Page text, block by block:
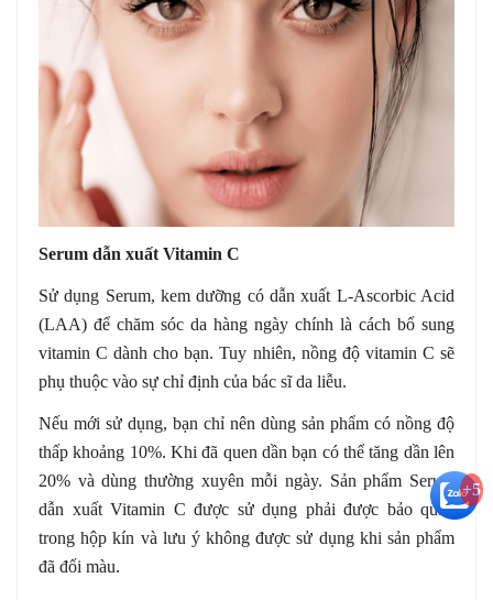
Serum dẫn xuất Vitamin C
Sử dụng Serum, kem dưỡng có dẫn xuất L-Ascorbic Acid
(LAA) để chăm sóc da hàng ngày chính là cách bổ sung
vitamin C dành cho bạn. Tuy nhiên, nồng độ vitamin C sẽ
phụ thuộc vào sự chỉ định của bác sĩ da liễu.
Nếu mới sử dụng, bạn chỉ nên dùng sản phẩm có nồng độ
thấp khoảng 10%. Khi đã quen dần bạn có thể tăng dần lên
20% và dùng thường xuyên mỗi ngày. Sản phẩm Serum
dẫn xuất Vitamin C được sử dụng phải được bảo quản
trong hộp kín và lưu ý không được sử dụng khi sản phẩm
đã đổi màu.
+5